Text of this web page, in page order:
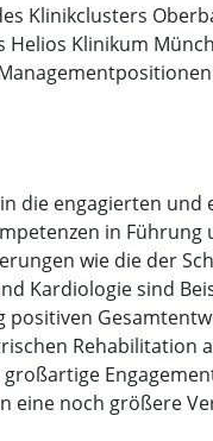
Klinikclusters
Klinikum
die engagierten
in
wie die der
Kardiologie sind
eine noch größere